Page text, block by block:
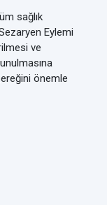
sağlık
Eylemi
ve
önemle